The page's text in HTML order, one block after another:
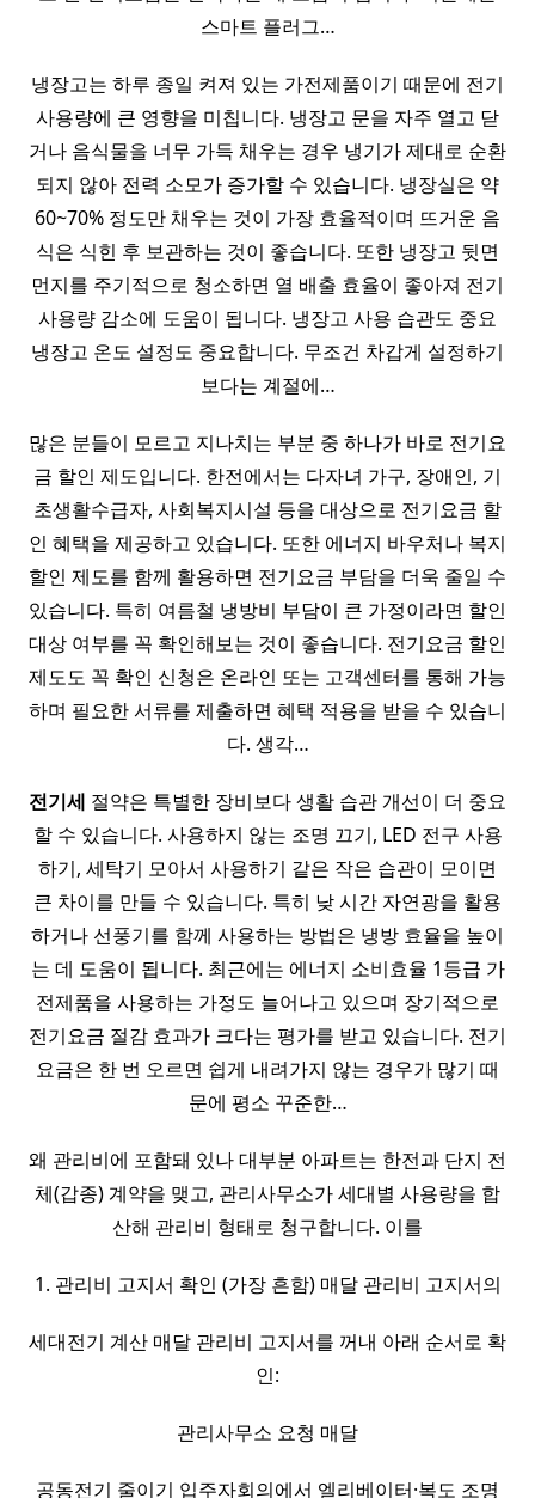
스마트 플러그…
냉장고는 하루 종일 켜져 있는 가전제품이기 때문에 전기
사용량에 큰 영향을 미칩니다. 냉장고 문을 자주 열고 닫
거나 음식물을 너무 가득 채우는 경우 냉기가 제대로 순환
되지 않아 전력 소모가 증가할 수 있습니다. 냉장실은 약
60~70% 정도만 채우는 것이 가장 효율적이며 뜨거운 음
식은 식힌 후 보관하는 것이 좋습니다. 또한 냉장고 뒷면
먼지를 주기적으로 청소하면 열 배출 효율이 좋아져 전기
사용량 감소에 도움이 됩니다. 냉장고 사용 습관도 중요
냉장고 온도 설정도 중요합니다. 무조건 차갑게 설정하기
보다는 계절에…
많은 분들이 모르고 지나치는 부분 중 하나가 바로 전기요
금 할인 제도입니다. 한전에서는 다자녀 가구, 장애인, 기
초생활수급자, 사회복지시설 등을 대상으로 전기요금 할
인 혜택을 제공하고 있습니다. 또한 에너지 바우처나 복지
할인 제도를 함께 활용하면 전기요금 부담을 더욱 줄일 수
있습니다. 특히 여름철 냉방비 부담이 큰 가정이라면 할인
대상 여부를 꼭 확인해보는 것이 좋습니다. 전기요금 할인
제도도 꼭 확인 신청은 온라인 또는 고객센터를 통해 가능
하며 필요한 서류를 제출하면 혜택 적용을 받을 수 있습니
다. 생각…
전기세 절약은 특별한 장비보다 생활 습관 개선이 더 중요
할 수 있습니다. 사용하지 않는 조명 끄기, LED 전구 사용
하기, 세탁기 모아서 사용하기 같은 작은 습관이 모이면
큰 차이를 만들 수 있습니다. 특히 낮 시간 자연광을 활용
하거나 선풍기를 함께 사용하는 방법은 냉방 효율을 높이
는 데 도움이 됩니다. 최근에는 에너지 소비효율 1등급 가
전제품을 사용하는 가정도 늘어나고 있으며 장기적으로
전기요금 절감 효과가 크다는 평가를 받고 있습니다. 전기
요금은 한 번 오르면 쉽게 내려가지 않는 경우가 많기 때
문에 평소 꾸준한…
왜 관리비에 포함돼 있나 대부분 아파트는 한전과 단지 전
체(갑종) 계약을 맺고, 관리사무소가 세대별 사용량을 합
산해 관리비 형태로 청구합니다. 이를
1. 관리비 고지서 확인 (가장 흔함) 매달 관리비 고지서의
세대전기 계산 매달 관리비 고지서를 꺼내 아래 순서로 확
인:
관리사무소 요청 매달
공동전기 줄이기 입주자회의에서 엘리베이터·복도 조명